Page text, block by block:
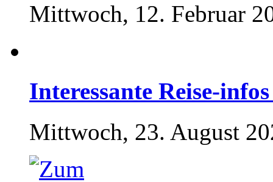
Mittwoch, 12. Februar
Interessante Reise-
Mittwoch, 23. August